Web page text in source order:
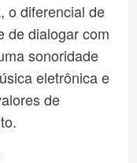
o diferencial de
de dialogar com
sonoridade
eletrônica e
de